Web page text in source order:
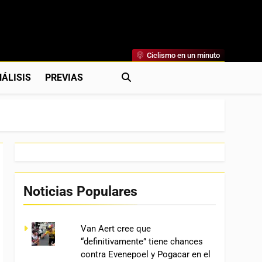
Previas Y Más. La Web Ciclista De Referencia.
Ciclismo en un minuto
PREVIAS
Noticias Populares
Van Aert cree que
“definitivamente” tiene chances
contra Evenepoel y Pogacar en el